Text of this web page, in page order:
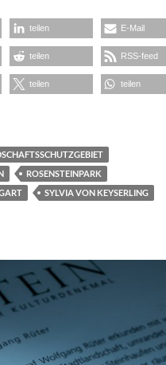
teilen E-Mail
teilen RSS-feed
teilen teilen
ROSENSTEINPARK
SYLVIA VON KEYSERLING